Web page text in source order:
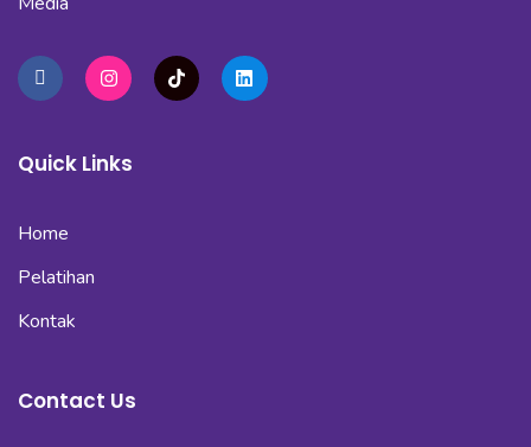
Quick Links
Home
Pelatihan
Kontak
Contact Us